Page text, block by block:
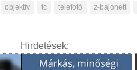
objektív tc telefotó z-bajonett
Hirdetések: